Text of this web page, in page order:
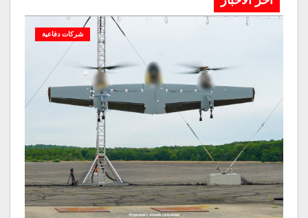
شركات دفاعية